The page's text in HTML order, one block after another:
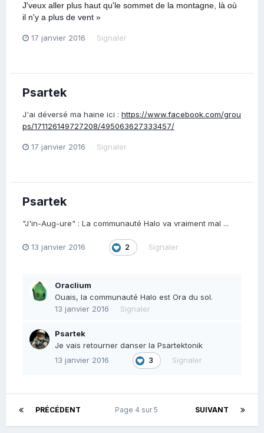
J'veux aller plus haut qu'le sommet de la montagne, là où
il n'y a plus de vent »
17 janvier 2016 Signaler
Psartek
J'ai déversé ma haine ici : https://www.facebook.com/grou
ps/171126149727208/495063627333457/
17 janvier 2016 Signaler
Psartek
"J'in-Aug-ure" : La communauté Halo va vraiment mal ...
13 janvier 2016 2 Signaler
Oraclium
Ouais, la communauté Halo est Ora du sol.
13 janvier 2016
Signaler
Psartek
Je vais retourner danser la Psartektonik
13 janvier 2016
3 Signaler
PRÉCÉDENT SUIVANT
Page 4 sur 5